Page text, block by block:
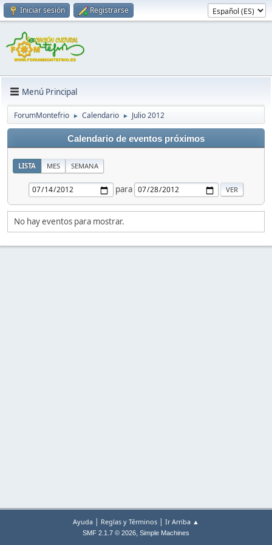
Iniciar sesión Registrarse
Menú Principal
ForumMontefrio ► Calendario ► Julio 2012
Calendario de eventos próximos
LISTA MES SEMANA
para
No hay eventos para mostrar.
Ayuda | Reglas y Términos | Ir Arriba ▲
SMF 2.1.7 © 2026, Simple Machines